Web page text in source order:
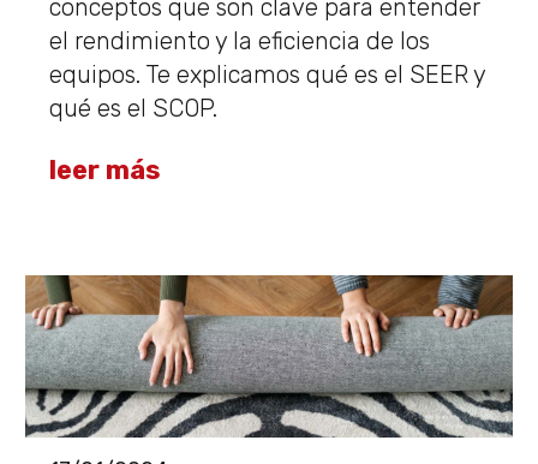
conceptos que son clave para entender
el rendimiento y la eficiencia de los
equipos. Te explicamos qué es el SEER y
qué es el SCOP.
leer más